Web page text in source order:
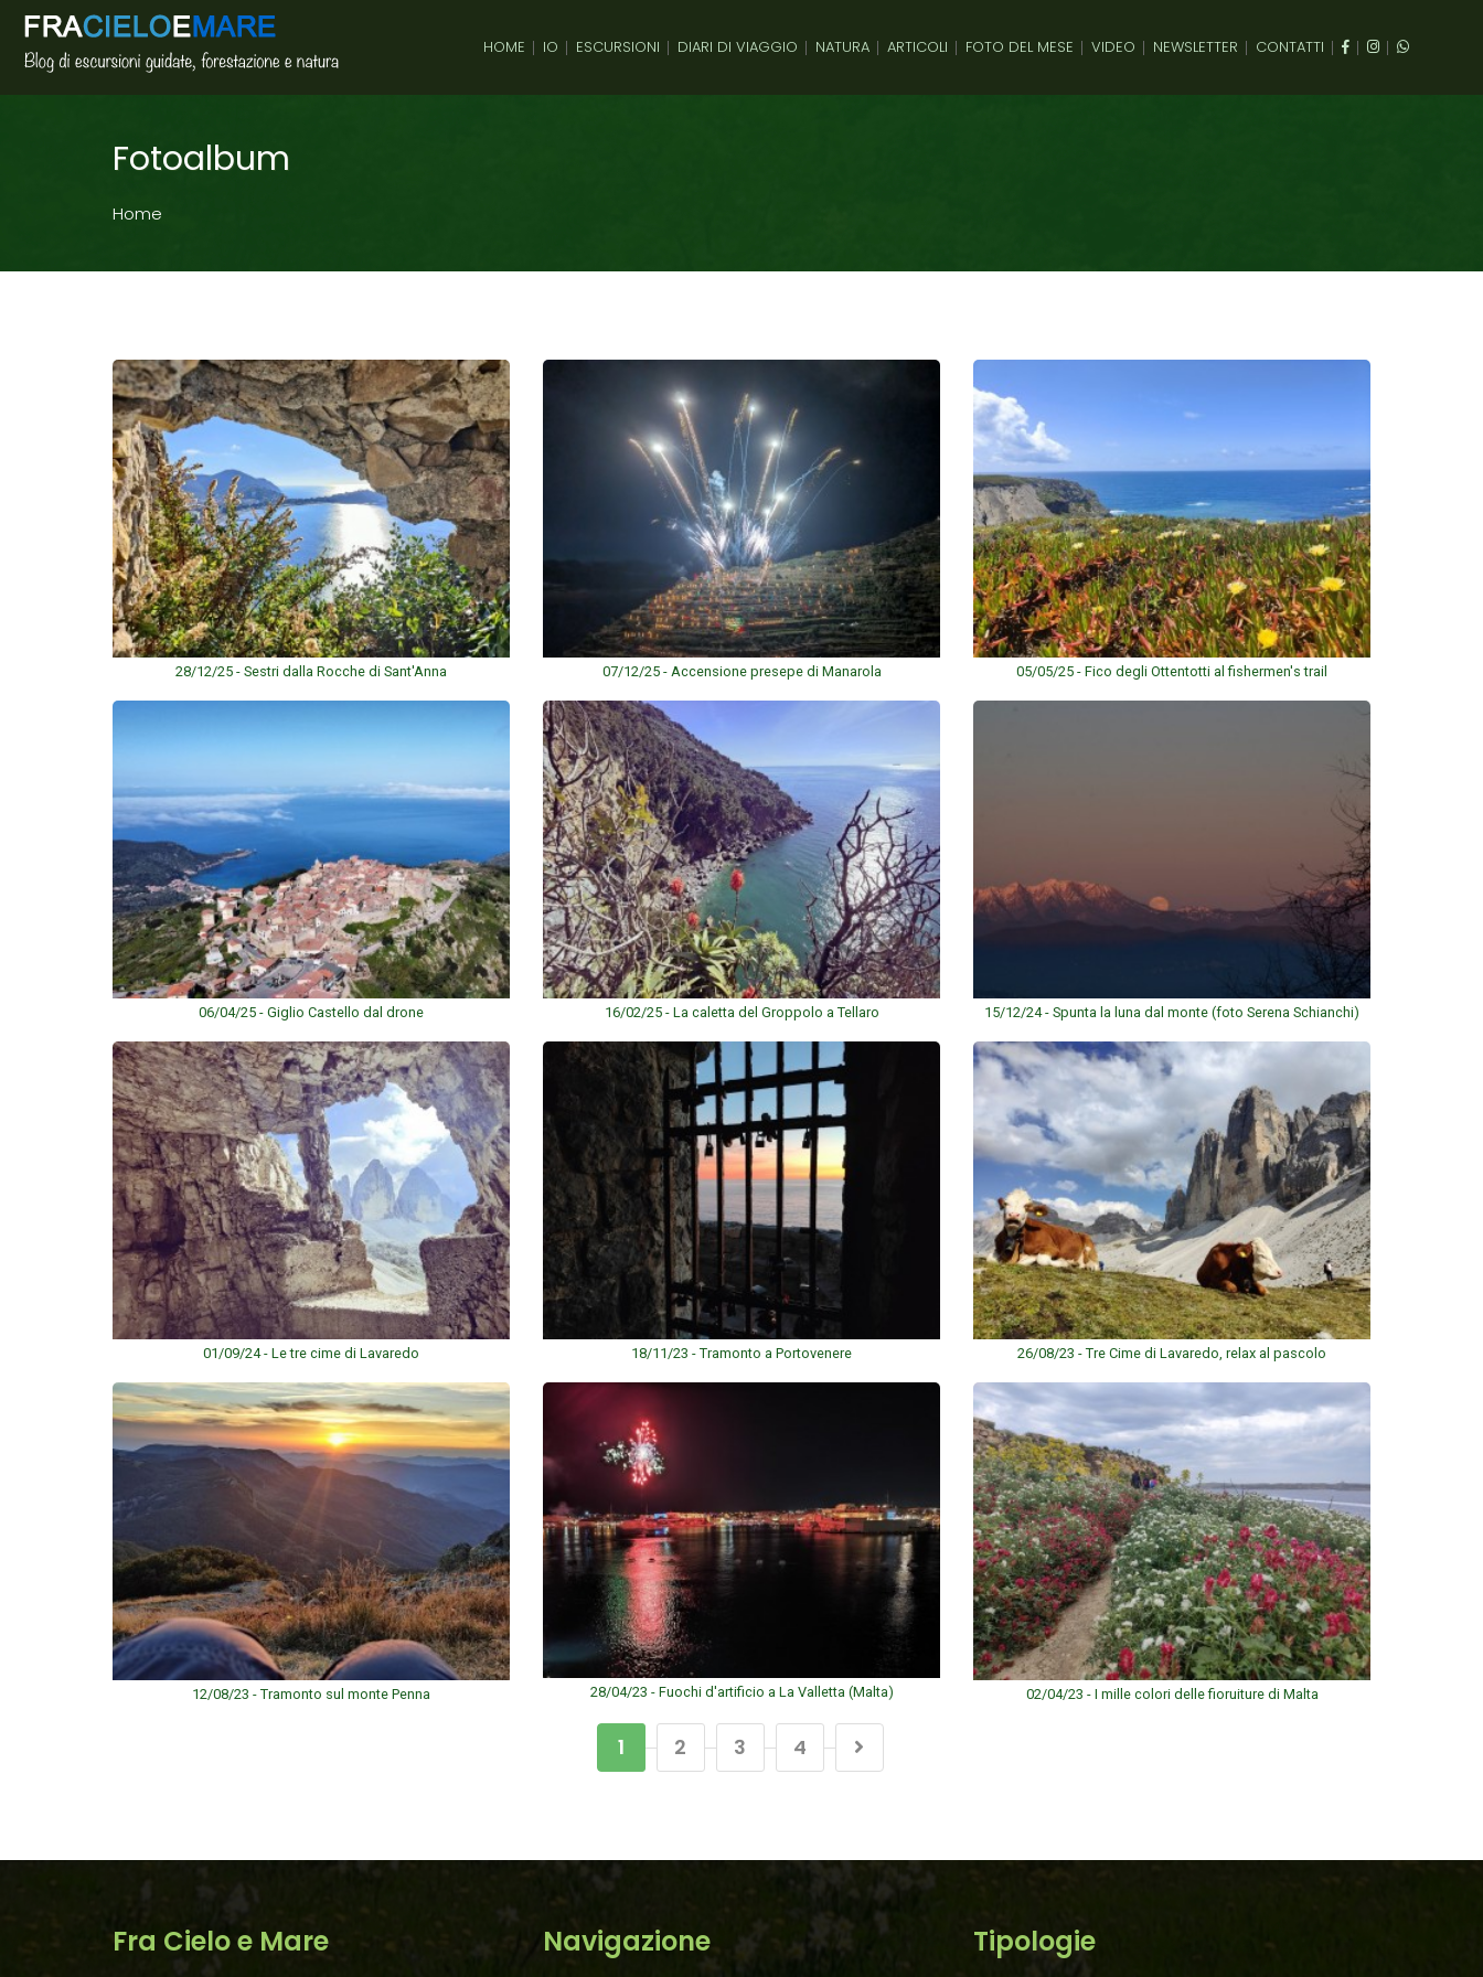
HOME IO ESCURSIONI DIARI DI VIAGGIO NATURA ARTICOLI FOTO DEL MESE VIDEO NEWSLETTER CONTATTI
Fotoalbum
Home
28/12/25 - Sestri dalla Rocche di Sant'Anna 07/12/25 - Accensione presepe di Manarola 05/05/25 - Fico degli Ottentotti al fishermen's trail
06/04/25 - Giglio Castello dal drone 16/02/25 - La caletta del Groppolo a Tellaro 15/12/24 - Spunta la luna dal monte (foto Serena Schianchi)
01/09/24 - Le tre cime di Lavaredo 18/11/23 - Tramonto a Portovenere 26/08/23 - Tre Cime di Lavaredo, relax al pascolo
12/08/23 - Tramonto sul monte Penna 28/04/23 - Fuochi d'artificio a La Valletta (Malta) 02/04/23 - I mille colori delle fioruiture di Malta
1 2 3 4
Fra Cielo e Mare Navigazione Tipologie